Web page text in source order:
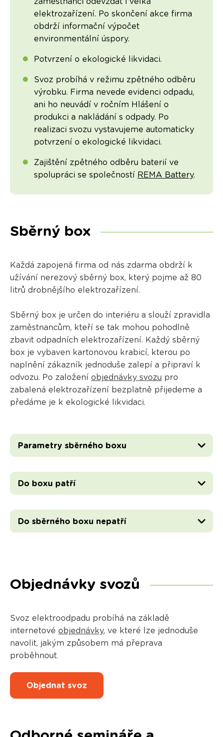
zaměstnanci odevzdat i velká
elektrozařízení. Po skončení akce firma
obdrží informační výpočet
environmentální úspory.
Potvrzení o ekologické likvidaci.
Svoz probíhá v režimu zpětného odběru
výrobku. Firma nevede evidenci odpadu,
ani ho neuvádí v ročním Hlášení o
produkci a nakládání s odpady. Po
realizaci svozu vystavujeme automaticky
potvrzení o ekologické likvidaci.
Zajištění zpětného odběru baterií ve
spolupráci se společností REMA Battery.
Sběrný box
Každá zapojená firma od nás zdarma obdrží k
užívání nerezový sběrný box, který pojme až 80
litrů drobnějšího elektrozařízení.
Sběrný box je určen do interiéru a slouží zpravidla
zaměstnancům, kteří se tak mohou pohodlně
zbavit odpadních elektrozařízení. Každý sběrný
box je vybaven kartonovou krabicí, kterou po
naplnění zákazník jednoduše zalepí a připraví k
odvozu. Po založení objednávky svozu pro
zabalená elektrozařízení bezplatně přijedeme a
předáme je k ekologické likvidaci.
Parametry sběrného boxu
Do boxu patří
Do sběrného boxu nepatří
Objednávky svozů
Svoz elektroodpadu probíhá na základě
internetové objednávky, ve které lze jednoduše
navolit, jakým způsobem má přeprava
proběhnout.
Objednat svoz